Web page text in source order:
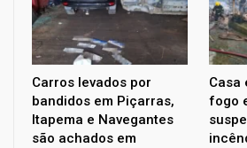
Carros levados por
bandidos em Piçarras,
Itapema e Navegantes
são achados em
Casa
fogo